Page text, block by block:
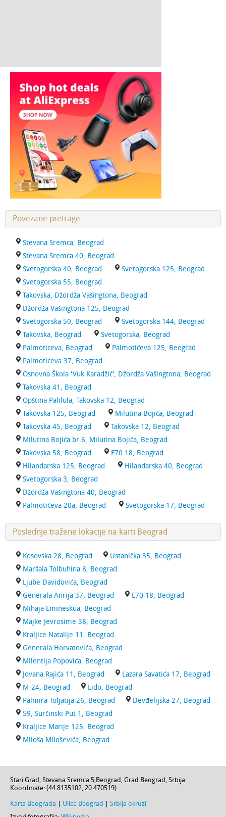
Povezane pretrage
Stevana Sremca, Beograd
Stevana Sremca 40, Beograd
Svetogorska 40, Beograd
Svetogorska 125, Beograd
Svetogorska 55, Beograd
Takovska, Džordža Vašingtona, Beograd
Džordža Vašingtona 125, Beograd
Svetogorska 50, Beograd
Svetogorska 144, Beograd
Takovska, Beograd
Svetogorska, Beograd
Palmoticeva, Beograd
Palmotićeva 125, Beograd
Palmoticeva 37, Beograd
Osnovna Škola 'Vuk Karadžić', Džordža Vašingtona, Beograd
Takovska 41, Beograd
Opština Palilula, Takovska 12, Beograd
Takovska 125, Beograd
Milutina Bojića, Beograd
Takovska 45, Beograd
Takovska 12, Beograd
Milutina Bojića br.6, Milutina Bojića, Beograd
Takovska 58, Beograd
E70 18, Beograd
Hilandarska 125, Beograd
Hilandarska 40, Beograd
Svetogorska 3, Beograd
Džordža Vašingtona 40, Beograd
Palmotićeva 20a, Beograd
Svetogorska 17, Beograd
Poslednje tražene lokacije na karti Beograd
Kosovska 28, Beograd
Ustanička 35, Beograd
Maršala Tolbuhina 8, Beograd
Ljube Davidovića, Beograd
Generala Anrija 37, Beograd
E70 18, Beograd
Mihaja Emineskua, Beograd
Majke Jevrosime 38, Beograd
Kraljice Natalije 11, Beograd
Generala Horvatovića, Beograd
Milentija Popovića, Beograd
Jovana Rajića 11, Beograd
Lazara Savatića 17, Beograd
M-24, Beograd
Lido, Beograd
Palmira Toljatija 26, Beograd
Đevđelijska 27, Beograd
59, Surčinski Put 1, Beograd
Kraljice Marije 125, Beograd
Miloša Miloševića, Beograd
Stari Grad, Stevana Sremca 5,Beograd, Grad Beograd, Srbija
Koordinate: (44.8135102, 20.470519)
Karta Beograda Ulice Beograd
Srbija okruzi